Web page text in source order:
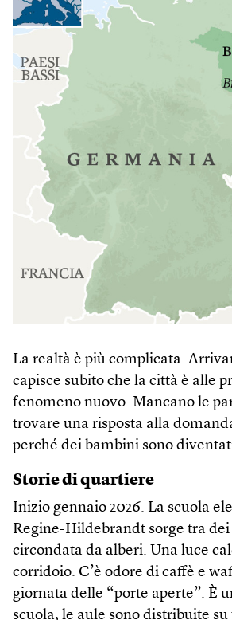
La realtà è più complicata.
capisce subito che la città è alle
fenomeno nuovo. Mancano le
trovare una risposta alla
perché dei bambini sono
Storie di quartiere
Inizio gennaio 2026. La scuola
Regine-Hildebrandt sorge tra
circondata da alberi. Una luce
corridoio. C’è odore di caffè e
giornata delle “porte aperte”. È
scuola, le aule sono distribuite